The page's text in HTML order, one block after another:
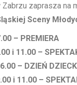
zaprasza na
Sceny
– PREMIERA
i 11.00 –
– DZIEŃ
i 11.00 –